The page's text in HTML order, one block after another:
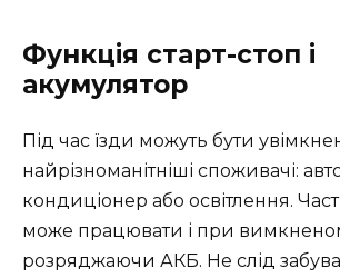
Функція старт-стоп і
акумулятор
Під час їзди можуть бути
найрізноманітніші споживачі:
кондиціонер або освітлення.
може працювати і при
розряджаючи АКБ. Не слід